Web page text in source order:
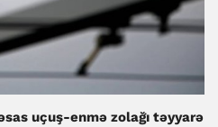
uçuş-enmə zolağı təyyarə